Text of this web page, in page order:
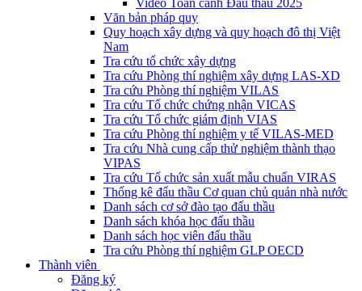
Video Toàn cảnh Đấu thầu 2025
Văn bản pháp quy
Quy hoạch xây dựng và quy hoạch đô thị Việt
Nam
Tra cứu tổ chức xây dựng
Tra cứu Phòng thí nghiệm xây dựng LAS-XD
Tra cứu Phòng thí nghiệm VILAS
Tra cứu Tổ chức chứng nhận VICAS
Tra cứu Tổ chức giám định VIAS
Tra cứu Phòng thí nghiệm y tế VILAS-MED
Tra cứu Nhà cung cấp thử nghiệm thành thạo
VIPAS
Tra cứu Tổ chức sản xuất mẫu chuẩn VIRAS
Thống kê đấu thầu Cơ quan chủ quản nhà nước
Danh sách cơ sở đào tạo đấu thầu
Danh sách khóa học đấu thầu
Danh sách học viên đấu thầu
Tra cứu Phòng thí nghiệm GLP OECD
Thành viên
Đăng ký